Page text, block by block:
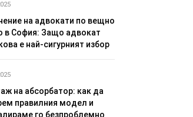
на адвокати по вещно
в София: Защо адвокат
е най-сигурният избор
на абсорбатор: как да
правилния модел и
го безпроблемно